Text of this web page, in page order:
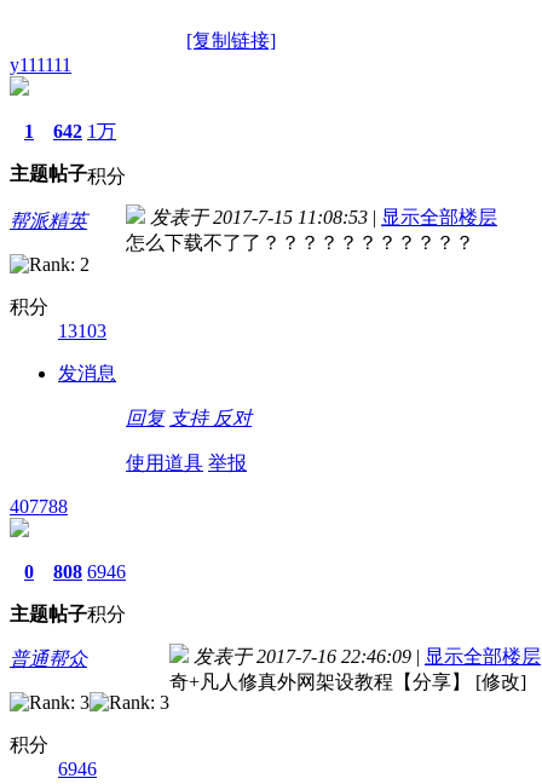
[复制链接]
y111111
1
主题
642
帖子
1万
积分
帮派精英
积分
13103
发消息
发表于 2017-7-15 11:08:53 | 显示全部楼层
怎么下载不了了？？？？？？？？？？？
回复 支持 反对
使用道具 举报
407788
0
主题
808
帖子
6946
积分
普通帮众
积分
6946
发表于 2017-7-16 22:46:09 | 显示全部楼层
奇+凡人修真外网架设教程【分享】 [修改]